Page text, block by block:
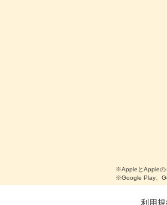
※AppleとAppleの
※Google Play、
利用